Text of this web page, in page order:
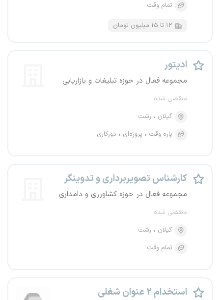
تمام وقت
۱۲ تا ۱۵ میلیون تومان
ادیتور
مجموعه فعال در حوزه تبلیغات و بازاریابی
منقضی شده
گیلان
رشت
پاره وقت
پروژه‌ای دورکاری
کارشناس تصویربرداری و تدوینگر
مجموعه فعال در حوزه کشاورزی و دامداری
منقضی شده
گیلان
رشت
تمام وقت
استخدام ۲ عنوان شغلی